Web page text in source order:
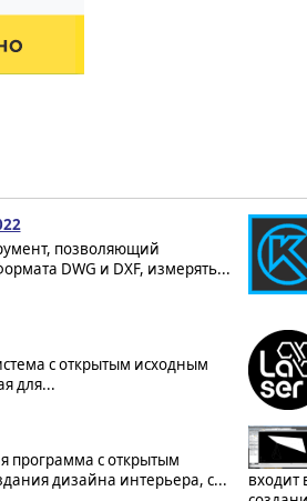
позволяющий
DWG и DXF, измерять...
с открытым исходным
для...
программа с открытым
дизайна интерьера, с...
входит